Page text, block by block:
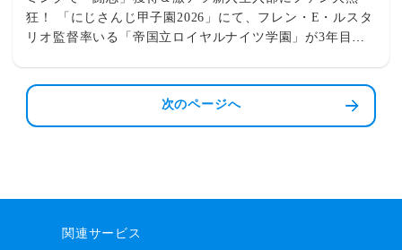
子園優勝！神引き連発の3年目スタートにファン歓喜！ フ
レン・E・ルスタリオ監督率いる「帝国立ロイヤルナイツ
にならない真っ向勝負での全勝劇に加え、念願の「闘志」
獲得や超豊作の新入生スカウトなど、最高の流れで集大成
の3年目へと突き進む必見のストーリーです。 👉 詳しく
記事を読む 💭 Editor's View 各校それぞれの良さと物語が
実させて春甲を制したフレン監督の笑顔。どの高校もそれ
狂！ 「にじさんじ甲子園2026」にて、フレン・E・ルスタ
リオ監督率いる「帝国立ロイヤルナイツ学園」が3年目の
志」の本の獲得や最強クラスの新入生スカウト大成功な
ど、まさに「フレン監督の努力と判断が実を結んだ」劇的
ルナイツ学園。圧倒的な勝負強さを見せつけての優勝に、
次のページへ
関連サービス